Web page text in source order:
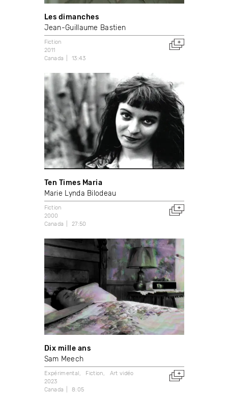
Les dimanches
Jean-Guillaume Bastien
Fiction
2011
Canada
13:43
Ten Times Maria
Marie Lynda Bilodeau
Fiction
2000
Canada
27:50
Dix mille ans
Sam Meech
Expérimental Fiction
Art vidéo
2023
Canada
8:05